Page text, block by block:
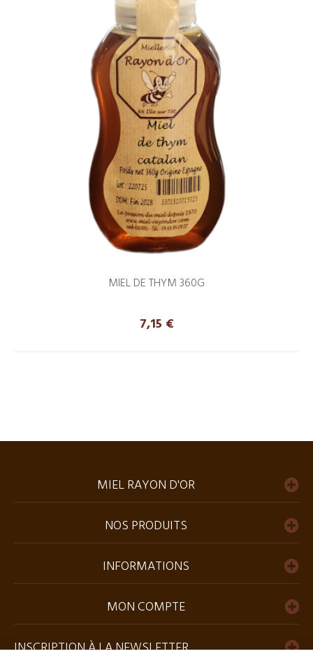
MIEL DE THYM 360G
Prix
7,15 €
MIEL RAYON D'OR
NOS PRODUITS
INFORMATIONS
MON COMPTE
INSCRIPTION À LA NEWSLETTER